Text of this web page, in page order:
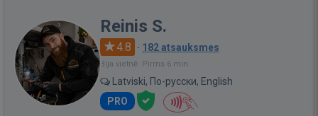
Reinis S.
4.8 · 182 atsauksmes
Bija vietnē: Pirms 6 min.
Latviski, По-русски, English
PRO